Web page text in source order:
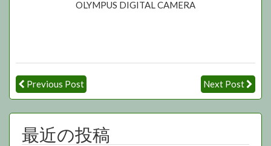
OLYMPUS DIGITAL CAMERA
Previous Post Next Post
最近の投稿